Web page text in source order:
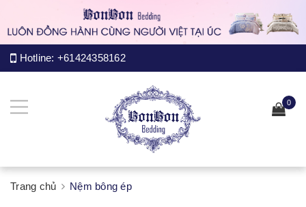
Hotline: +61424358162
0
Trang chủ Nệm bông ép